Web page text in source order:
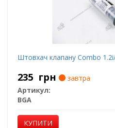
Штовхач клапану Combo
235 грн
завтра
Артикул:
BGA
КУПИТИ